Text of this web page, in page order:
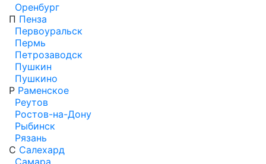
Оренбург
П Пенза
Первоуральск
Пермь
Петрозаводск
Пушкин
Пушкино
Р Раменское
Реутов
Ростов-на-Дону
Рыбинск
Рязань
С Салехард
Самара